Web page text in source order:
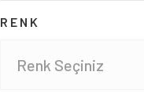
RENK